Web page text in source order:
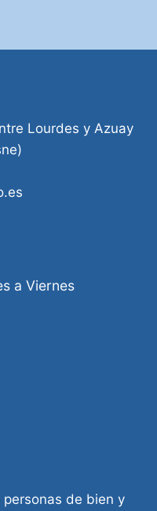
Lourdes y Azuay
a Viernes
de bien y